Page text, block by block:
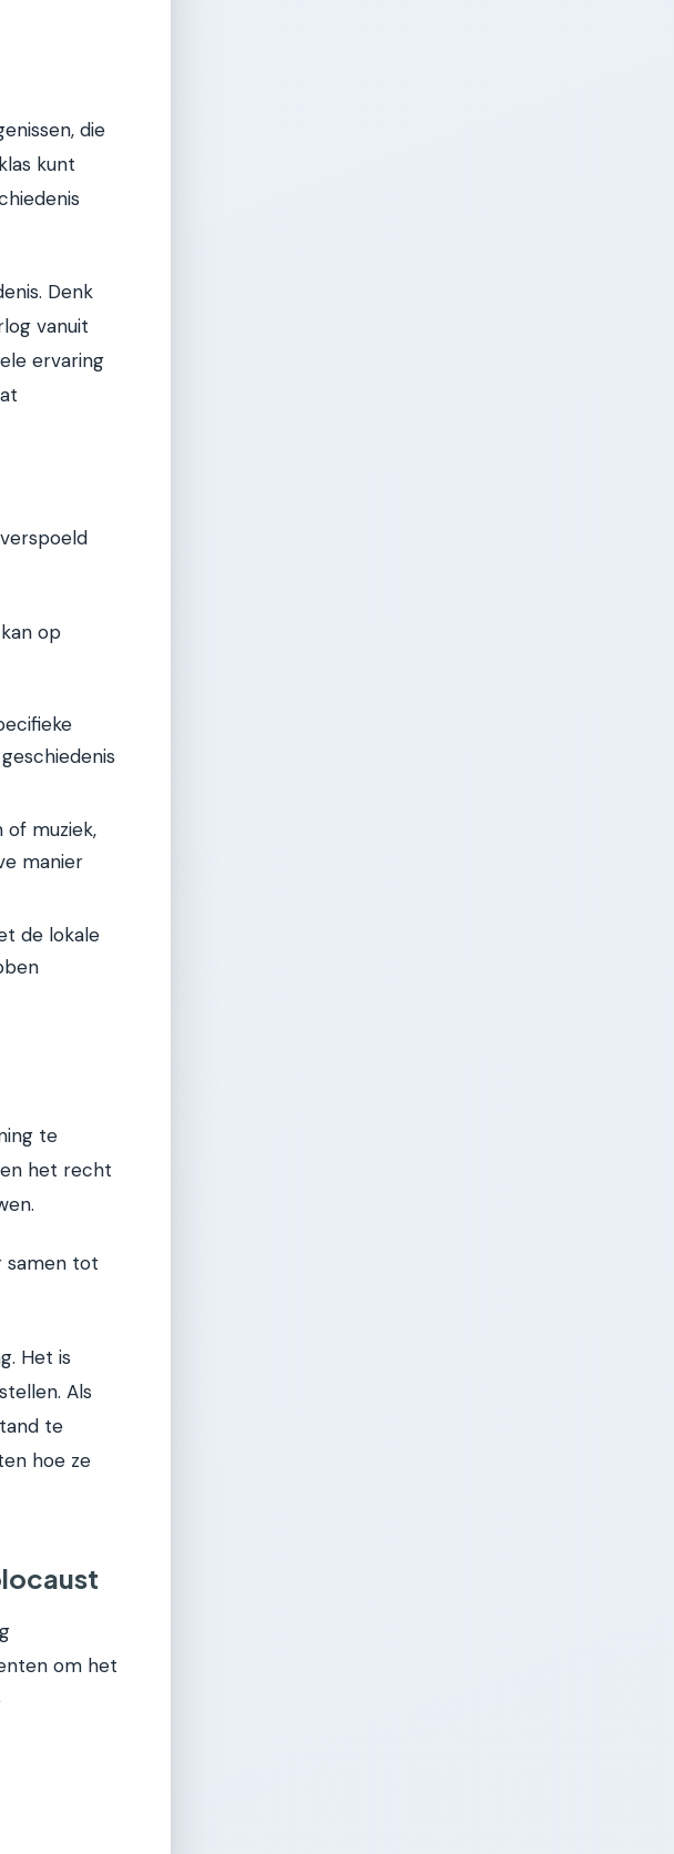
die
kunt
Denk
vanuit
ervaring
op
of muziek,
manier
de lokale
te
het recht
samen tot
Het is
Als
te
hoe ze
om het